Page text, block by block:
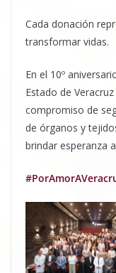
Cada donación
transformar vidas.
En el 10º
Estado de
compromiso de
de órganos y
brindar esperanza